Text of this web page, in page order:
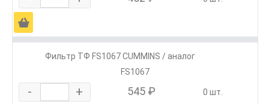
Ä
Фильтр ТФ FS1067 CUMMINS / аналог
FS1067
- + 545 ₽ 0 шт.